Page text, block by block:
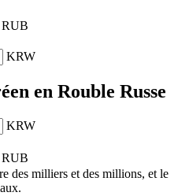
RUB
KRW
en Rouble Russe
KRW
RUB
des milliers et des millions, et le